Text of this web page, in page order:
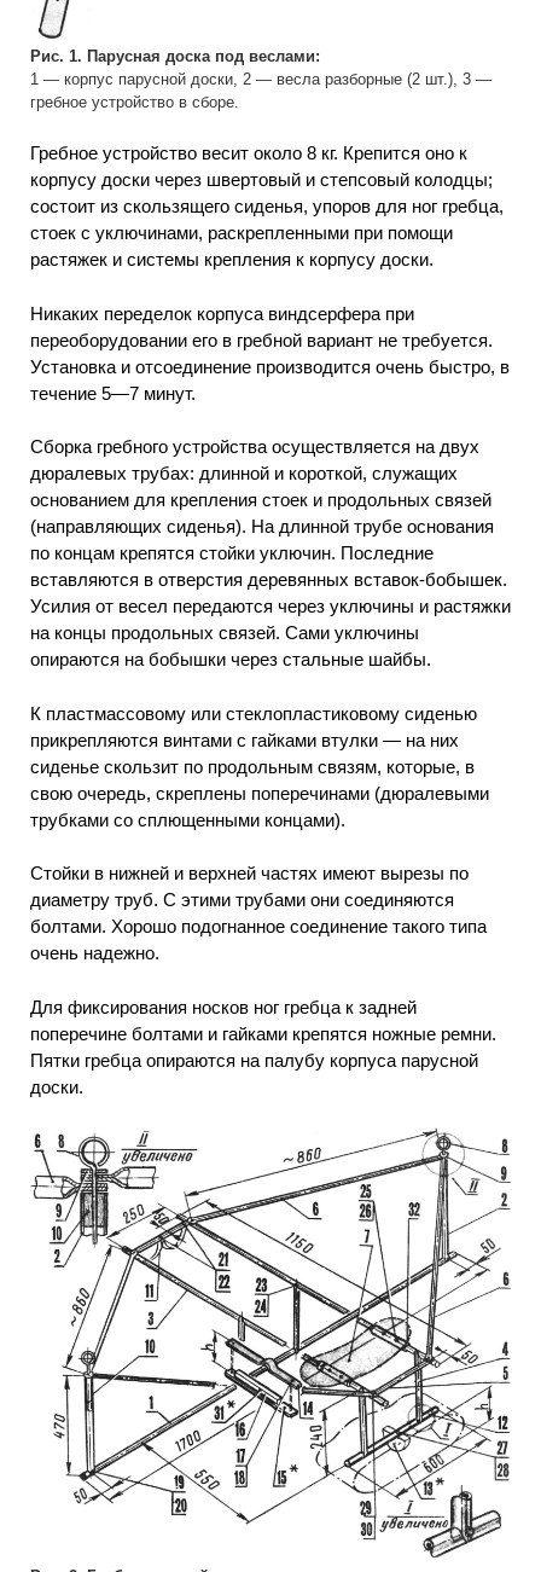
Рис. 1. Парусная доска под веслами:
1 — корпус парусной доски, 2 — весла разборные (2 шт.), 3 —
гребное устройство в сборе.
Гребное устройство весит около 8 кг. Крепится оно к
корпусу доски через швертовый и степсовый колодцы;
состоит из скользящего сиденья, упоров для ног гребца,
стоек с уключинами, раскрепленными при помощи
растяжек и системы крепления к корпусу доски.
Никаких переделок корпуса виндсерфера при
переоборудовании его в гребной вариант не требуется.
Установка и отсоединение производится очень быстро, в
течение 5—7 минут.
Сборка гребного устройства осуществляется на двух
дюралевых трубах: длинной и короткой, служащих
основанием для крепления стоек и продольных связей
(направляющих сиденья). На длинной трубе основания
по концам крепятся стойки уключин. Последние
вставляются в отверстия деревянных вставок-бобышек.
Усилия от весел передаются через уключины и растяжки
на концы продольных связей. Сами уключины
опираются на бобышки через стальные шайбы.
К пластмассовому или стеклопластиковому сиденью
прикрепляются винтами с гайками втулки — на них
сиденье скользит по продольным связям, которые, в
свою очередь, скреплены поперечинами (дюралевыми
трубками со сплющенными концами).
Стойки в нижней и верхней частях имеют вырезы по
диаметру труб. С этими трубами они соединяются
болтами. Хорошо подогнанное соединение такого типа
очень надежно.
Для фиксирования носков ног гребца к задней
поперечине болтами и гайками крепятся ножные ремни.
Пятки гребца опираются на палубу корпуса парусной
доски.